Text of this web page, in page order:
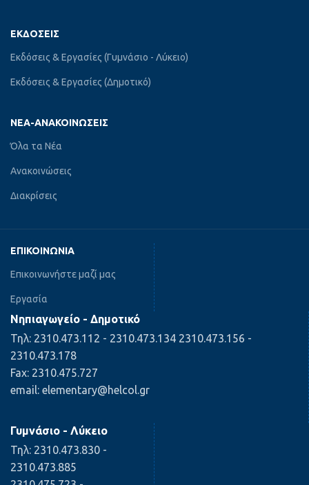
ΕΚΔΌΣΕΙΣ
Εκδόσεις & Εργασίες (Γυμνάσιο - Λύκειο)
Εκδόσεις & Εργασίες (Δημοτικό)
ΝΈΑ-ΑΝΑΚΟΙΝΏΣΕΙΣ
Όλα τα Νέα
Ανακοινώσεις
Διακρίσεις
ΕΠΙΚΟΙΝΩΝΊΑ
Επικοινωνήστε μαζί μας
Εργασία
Νηπιαγωγείο - Δημοτικό
Τηλ: 2310.473.112 - 2310.473.134 2310.473.156 -
2310.473.178
Fax: 2310.475.727
email: elementary@helcol.gr
Γυμνάσιο - Λύκειο
Τηλ: 2310.473.830 -
2310.473.885